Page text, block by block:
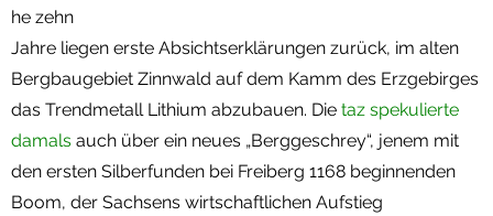
Impressionen
Termine
Newsletter
he zehn
Jahre liegen erste Absichtserklärungen zurück, im alten
Bergbaugebiet Zinnwald auf dem Kamm des Erzgebirges
das Trendmetall Lithium abzubauen. Die taz spekulierte
damals auch über ein neues „Berggeschrey“, jenem mit
den ersten Silberfunden bei Freiberg 1168 beginnenden
Boom, der Sachsens wirtschaftlichen Aufstieg